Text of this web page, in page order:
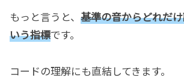
もっと言うと、 基準の音からどれだ
いう指標です。
コードの理解にも直結してきます。